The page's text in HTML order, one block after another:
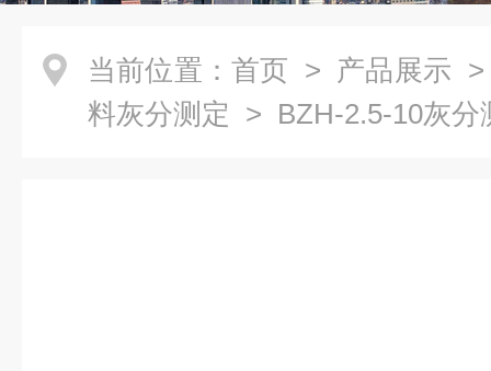
当前位置： 首页 > 产品展示
料灰分测定 > BZH-2.5-10灰分